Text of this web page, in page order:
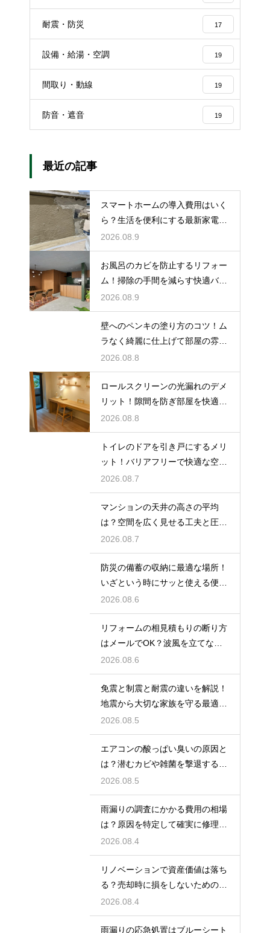
耐震・防災 17
設備・給湯・空調 19
間取り・動線 19
防音・遮音 19
最近の記事
スマートホームの導入費用はいく
ら？生活を便利にする最新家電の
賢い選び方
2026.08.9
お風呂のカビを防止するリフォー
ム！掃除の手間を減らす快適バス
ルームの技
2026.08.9
壁へのペンキの塗り方のコツ！ム
ラなく綺麗に仕上げて部屋の雰囲
気を一新
2026.08.8
ロールスクリーンの光漏れのデメ
リット！隙間を防ぎ部屋を快適に
する対策法
2026.08.8
トイレのドアを引き戸にするメリ
ット！バリアフリーで快適な空間
の作り方
2026.08.7
マンションの天井の高さの平均
は？空間を広く見せる工夫と圧迫
感を無くす技
2026.08.7
防災の備蓄の収納に最適な場所！
いざという時にサッと使える便利
ストック術
2026.08.6
リフォームの相見積もりの断り方
はメールでOK？波風を立てない
丁寧な文面
2026.08.6
免震と制震と耐震の違いを解説！
地震から大切な家族を守る最適な
住宅の構造
2026.08.5
エアコンの酸っぱい臭いの原因と
は？潜むカビや雑菌を撃退するお
手入れ術
2026.08.5
雨漏りの調査にかかる費用の相場
は？原因を特定して確実に修理す
るプロの技
2026.08.4
リノベーションで資産価値は落ち
る？売却時に損をしないための重
要な注意点
2026.08.4
雨漏りの応急処置はブルーシート